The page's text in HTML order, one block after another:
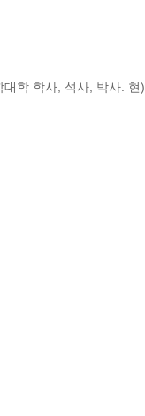
학 학사, 석사, 박사.